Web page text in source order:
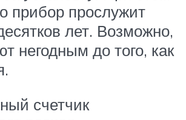
прибор прослужит
лет. Возможно,
негодным до того, как
счетчик